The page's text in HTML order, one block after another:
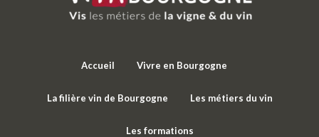
Accueil Vivre en Bourgogne
La filière vin de Bourgogne Les métiers du vin
Les formations